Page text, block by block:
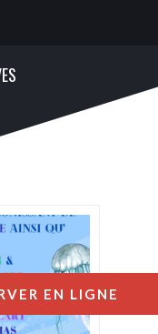
EN LIGNE